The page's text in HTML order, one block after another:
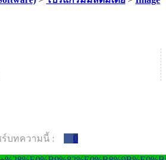
บทความนี้ : 0